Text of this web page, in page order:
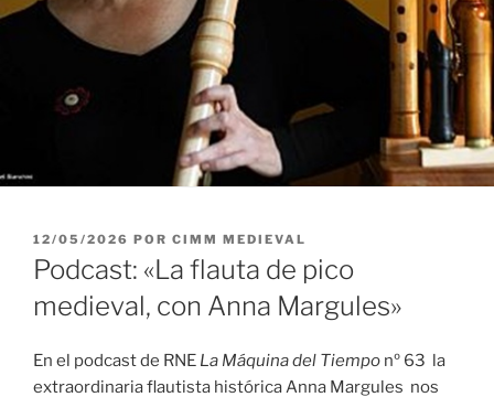
PUBLICADO
EL
12/05/2026 POR CIMM MEDIEVAL
Podcast: «La flauta de pico
medieval, con Anna Margules»
En el podcast de RNE La Máquina del Tiempo nº 63 la
extraordinaria flautista histórica Anna Margules nos